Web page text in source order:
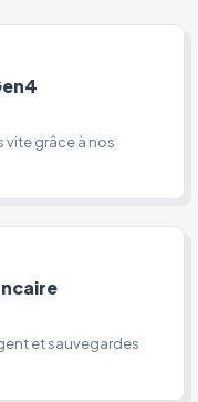
vite grâce à nos
et sauvegardes